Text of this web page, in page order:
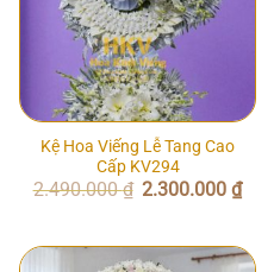
₫.
Kệ Hoa Viếng Lễ Tang Cao
Cấp KV294
2.490.000₫ Giá
gốc
2.300.000₫Giá
hiện